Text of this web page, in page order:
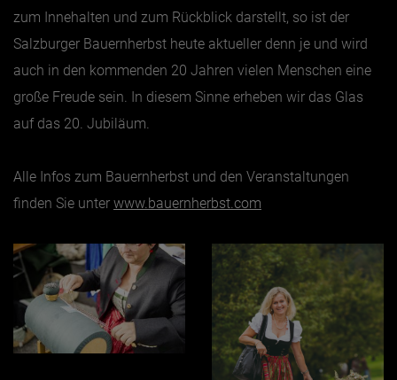
zum Innehalten und zum Rückblick darstellt, so ist der
Salzburger Bauernherbst heute aktueller denn je und wird
auch in den kommenden 20 Jahren vielen Menschen eine
große Freude sein. In diesem Sinne erheben wir das Glas
auf das 20. Jubiläum.
Alle Infos zum Bauernherbst und den Veranstaltungen
finden Sie unter www.bauernherbst.com